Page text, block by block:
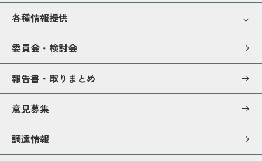
各種情報提供
委員会・検討会
報告書・取りまとめ
意見募集
調達情報